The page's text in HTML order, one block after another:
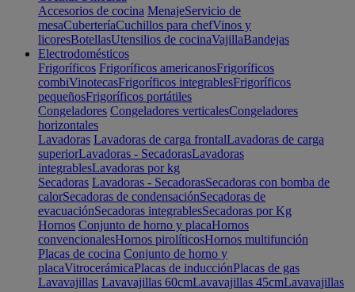
Accesorios de cocina MenajeServicio de
mesaCuberteríaCuchillos para chefVinos y
licoresBotellasUtensilios de cocinaVajillaBandejas
Electrodomésticos
Frigoríficos Frigoríficos americanosFrigoríficos
combiVinotecasFrigoríficos integrablesFrigoríficos
pequeñosFrigoríficos portátiles
Congeladores Congeladores verticalesCongeladores
horizontales
Lavadoras Lavadoras de carga frontalLavadoras de carga
superiorLavadoras - SecadorasLavadoras
integrablesLavadoras por kg
Secadoras Lavadoras - SecadorasSecadoras con bomba de
calorSecadoras de condensaciónSecadoras de
evacuaciónSecadoras integrablesSecadoras por Kg
Hornos Conjunto de horno y placaHornos
convencionalesHornos pirolíticosHornos multifunción
Placas de cocina Conjunto de horno y
placaVitrocerámicaPlacas de inducciónPlacas de gas
Lavavajillas Lavavajillas 60cmLavavajillas 45cmLavavajillas